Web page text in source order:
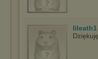
lileath1